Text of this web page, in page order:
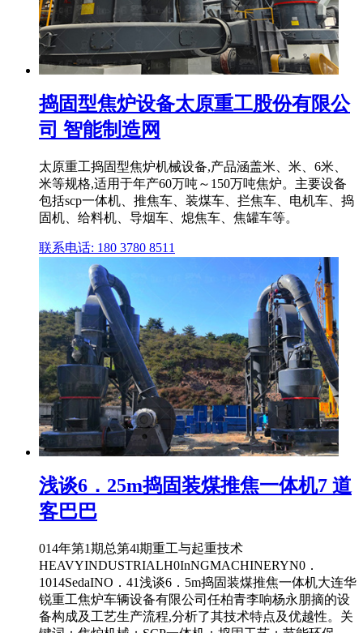
捣固型焦炉设备太原重工股份有限公
司 智能制造网
太原重工捣固型焦炉机械设备,产品涵盖米、米、6米、
米等规格,适用于年产60万吨～150万吨焦炉。主要设备
包括scp一体机、推焦车、装煤车、拦焦车、电机车、捣
固机、给料机、导烟车、熄焦车、焦罐车等。
联系电话: 180 3780 8511
浅谈6．25m捣固装煤推焦一体机7 道
客巴巴
014年第1期总第4l期重工与起重技术
HEAVYINDUSTRIALH0InNGMACHINERYN0．
1014SedaINO．41浅谈6．5m捣固装煤推焦一体机大连华
锐重工焦炉车辆设备有限公司任柏青李响杨永朋摘的设
备构成及工艺生产流程,分析了其技术特点及优越性。关